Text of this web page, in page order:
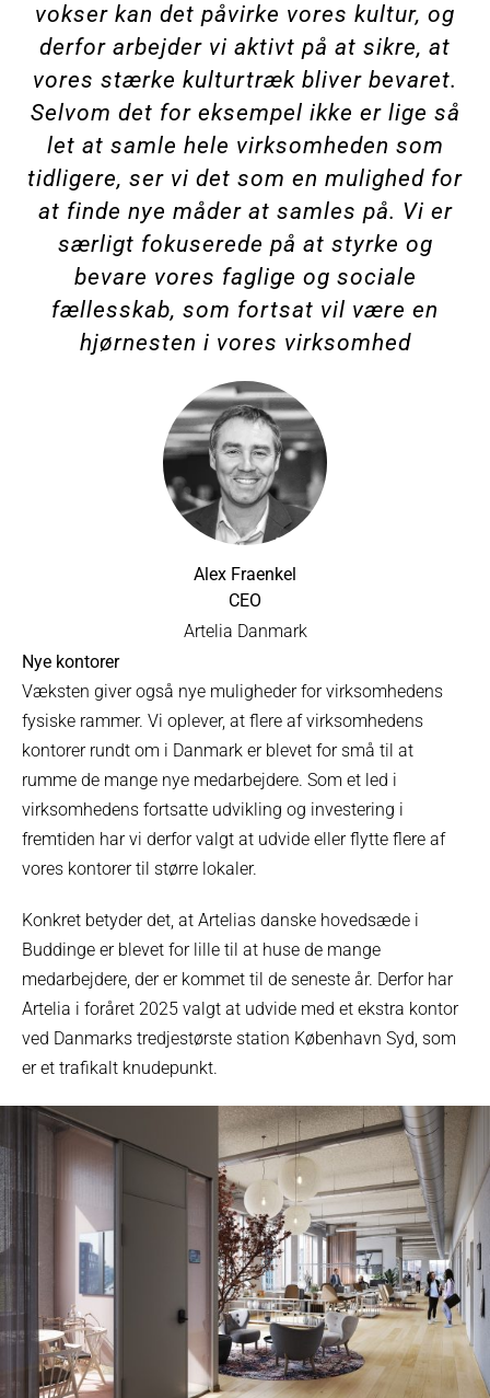
vokser kan det påvirke vores kultur, og
derfor arbejder vi aktivt på at sikre, at
vores stærke kulturtræk bliver bevaret.
Selvom det for eksempel ikke er lige så
let at samle hele virksomheden som
tidligere, ser vi det som en mulighed for
at finde nye måder at samles på. Vi er
særligt fokuserede på at styrke og
bevare vores faglige og sociale
fællesskab, som fortsat vil være en
hjørnesten i vores virksomhed
Alex Fraenkel
CEO
Artelia Danmark
Nye kontorer
Væksten giver også nye muligheder for virksomhedens
fysiske rammer. Vi oplever, at flere af virksomhedens
kontorer rundt om i Danmark er blevet for små til at
rumme de mange nye medarbejdere. Som et led i
virksomhedens fortsatte udvikling og investering i
fremtiden har vi derfor valgt at udvide eller flytte flere af
vores kontorer til større lokaler.
Konkret betyder det, at Artelias danske hovedsæde i
Buddinge er blevet for lille til at huse de mange
medarbejdere, der er kommet til de seneste år. Derfor har
Artelia i foråret 2025 valgt at udvide med et ekstra kontor
ved Danmarks tredjestørste station København Syd, som
er et trafikalt knudepunkt.